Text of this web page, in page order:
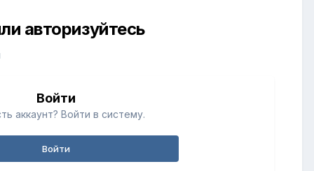
авторизуйтесь
Войти
аккаунт? Войти в систему.
Войти